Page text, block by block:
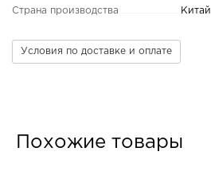
Страна производства Китай
Условия по доставке и оплате
Похожие товары